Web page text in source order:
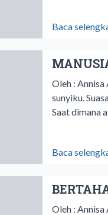
Baca
Oleh :
sunyiku.
Saat dimana
Baca
Oleh :